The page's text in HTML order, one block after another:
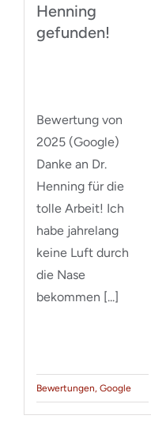
Henning
gefunden!
Bewertung von
2025 (Google)
Danke an Dr.
Henning für die
tolle Arbeit! Ich
habe jahrelang
keine Luft durch
die Nase
bekommen [...]
Bewertungen, Google